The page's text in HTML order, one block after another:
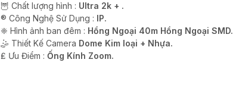
🦉 Chất lượng hình : Ultra 2k + .
®️ Công Nghệ Sử Dụng : IP.
❈ Hình ảnh ban đêm : Hồng Ngoại 40m Hồng Ngoại SMD.
🤹 Thiết Kế Camera Dome Kim loại + Nhựa.
️₤ Ưu Điểm : Ống Kính Zoom.